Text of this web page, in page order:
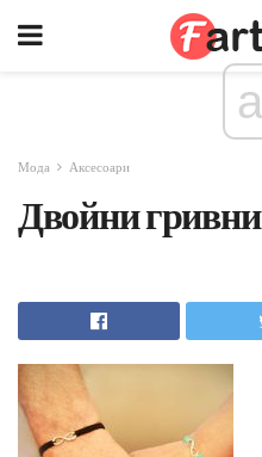
Мода Аксесоари
Двойни